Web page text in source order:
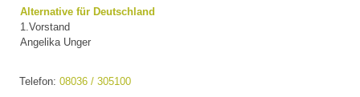
Alternative für Deutschland
1.Vorstand
Angelika Unger
Telefon:08036 / 305100